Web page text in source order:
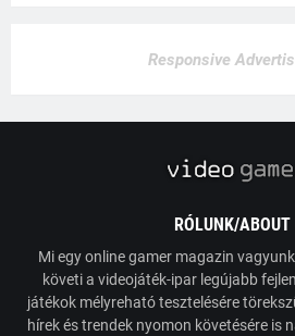
Responsive
RÓLUNK/ABOUT
Mi egy online gamer magazin
követi a videojáték-ipar legújabb
játékok mélyreható tesztelésére
hírek és trendek nyomon követésére is